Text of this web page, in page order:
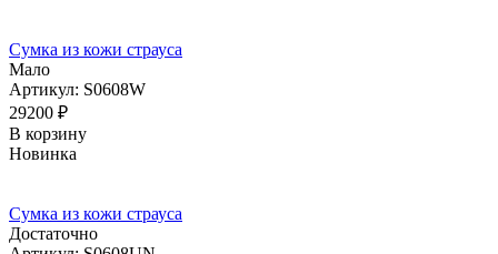
Сумка из кожи страуса
Мало
Артикул: S0608W
29200 ₽
В корзину
Новинка
Сумка из кожи страуса
Достаточно